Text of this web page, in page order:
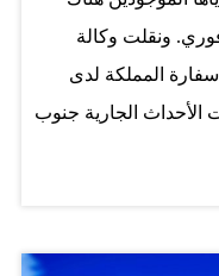
ونقلت وكالة
المملكة لدى
الأحداث الجارية جنوب
تواصل مواطنيها